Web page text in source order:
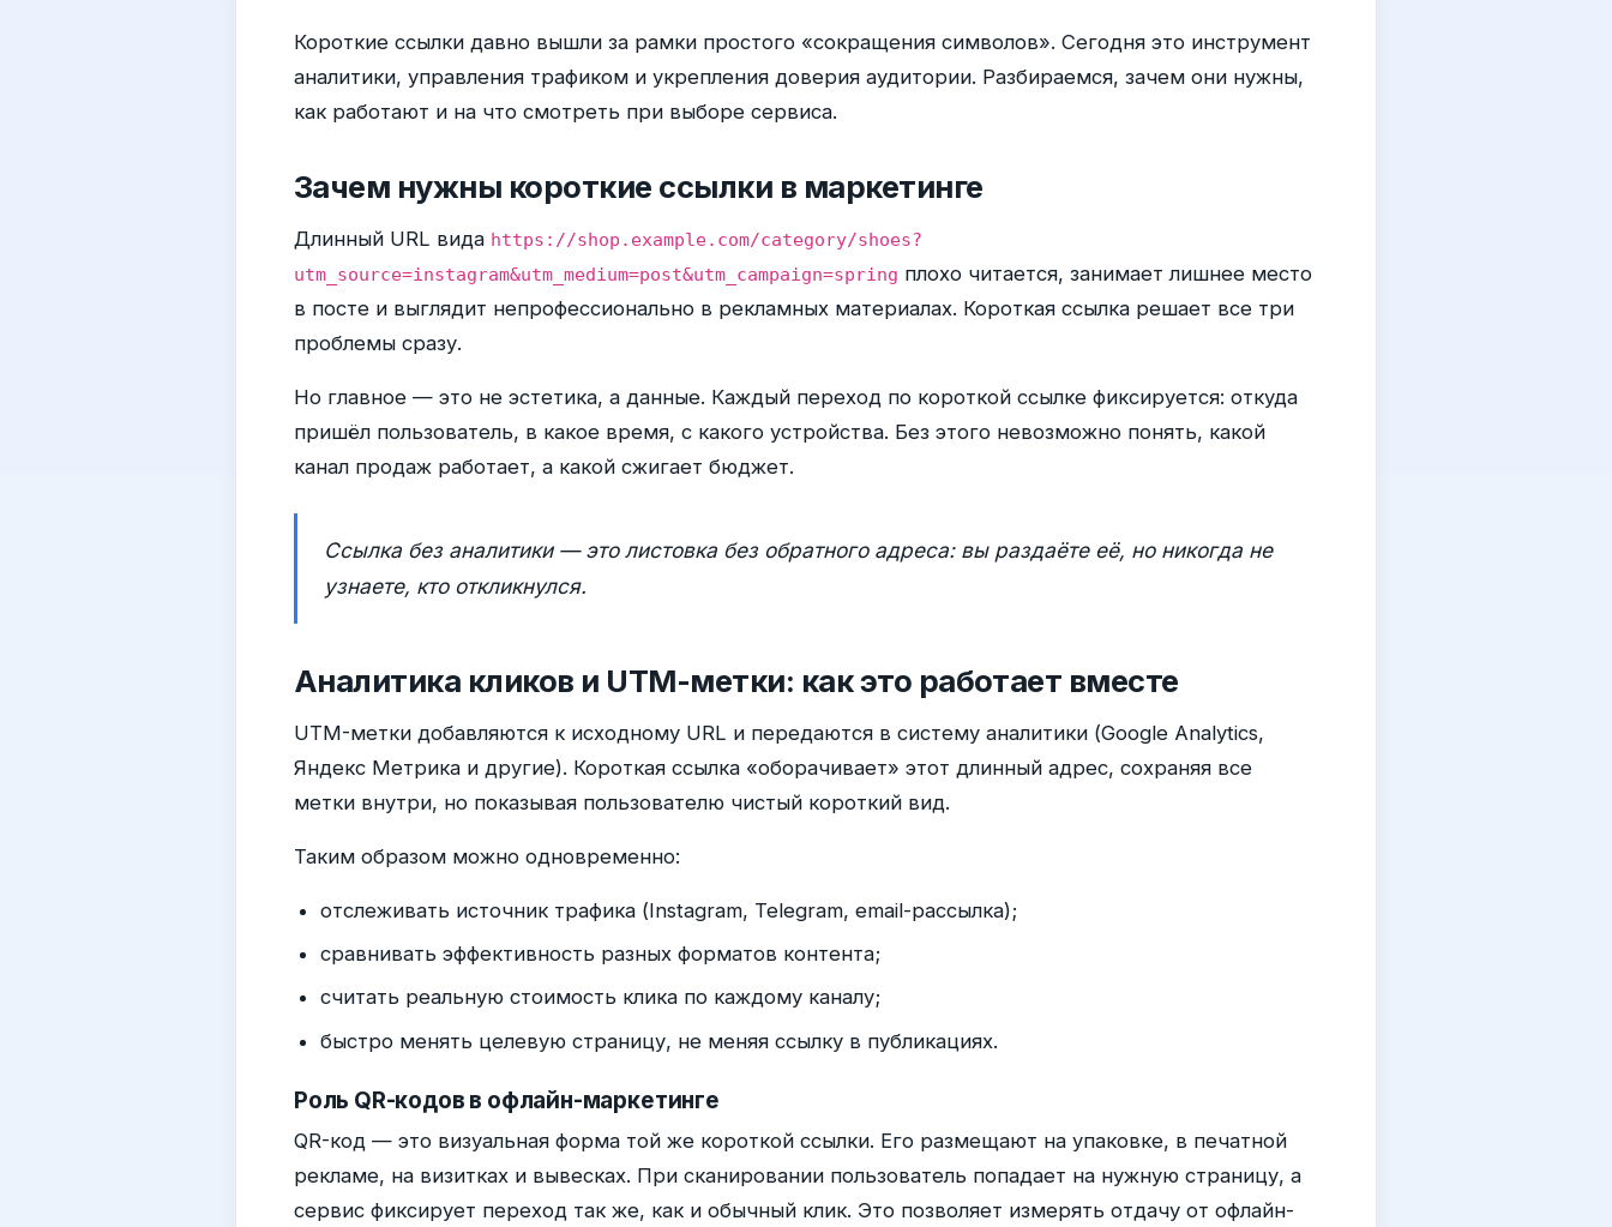
Короткие ссылки давно вышли за рамки простого «сокращения символов». Сегодня это инструмент
аналитики, управления трафиком и укрепления доверия аудитории. Разбираемся, зачем они нужны,
как работают и на что смотреть при выборе сервиса.
Зачем нужны короткие ссылки в маркетинге
Длинный URL вида https://shop.example.com/category/shoes?
utm_source=instagram&utm_medium=post&utm_campaign=spring плохо читается, занимает лишнее место
в посте и выглядит непрофессионально в рекламных материалах. Короткая ссылка решает все три
проблемы сразу.
Но главное — это не эстетика, а данные. Каждый переход по короткой ссылке фиксируется: откуда
пришёл пользователь, в какое время, с какого устройства. Без этого невозможно понять, какой
канал продаж работает, а какой сжигает бюджет.
Ссылка без аналитики — это листовка без обратного адреса: вы раздаёте её, но никогда не
узнаете, кто откликнулся.
Аналитика кликов и UTM-метки: как это работает вместе
UTM-метки добавляются к исходному URL и передаются в систему аналитики (Google Analytics,
Яндекс Метрика и другие). Короткая ссылка «оборачивает» этот длинный адрес, сохраняя все
метки внутри, но показывая пользователю чистый короткий вид.
Таким образом можно одновременно:
отслеживать источник трафика (Instagram, Telegram, email-рассылка);
сравнивать эффективность разных форматов контента;
считать реальную стоимость клика по каждому каналу;
быстро менять целевую страницу, не меняя ссылку в публикациях.
Роль QR-кодов в офлайн-маркетинге
QR-код — это визуальная форма той же короткой ссылки. Его размещают на упаковке, в печатной
рекламе, на визитках и вывесках. При сканировании пользователь попадает на нужную страницу, а
сервис фиксирует переход так же, как и обычный клик. Это позволяет измерять отдачу от офлайн-